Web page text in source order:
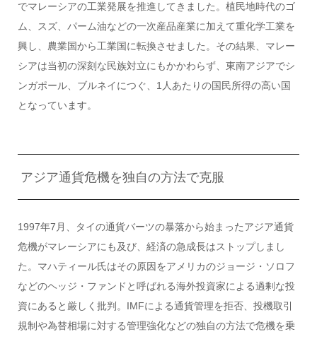
でマレーシアの工業発展を推進してきました。植民地時代のゴ
ム、スズ、パーム油などの一次産品産業に加えて重化学工業を
興し、農業国から工業国に転換させました。その結果、マレー
シアは当初の深刻な民族対立にもかかわらず、東南アジアでシ
ンガポール、ブルネイにつぐ、1人あたりの国民所得の高い国
となっています。
アジア通貨危機を独自の方法で克服
1997年7月、タイの通貨バーツの暴落から始まったアジア通貨
危機がマレーシアにも及び、経済の急成長はストップしまし
た。マハティール氏はその原因をアメリカのジョージ・ソロフ
などのヘッジ・ファンドと呼ばれる海外投資家による過剰な投
資にあると厳しく批判。IMFによる通貨管理を拒否、投機取引
規制や為替相場に対する管理強化などの独自の方法で危機を乗